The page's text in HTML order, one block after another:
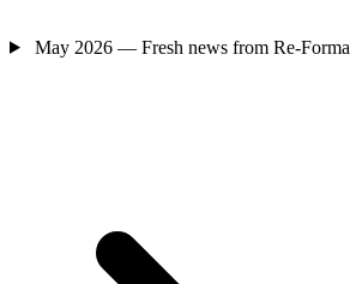
May 2026 — Fresh news from Re-Forma